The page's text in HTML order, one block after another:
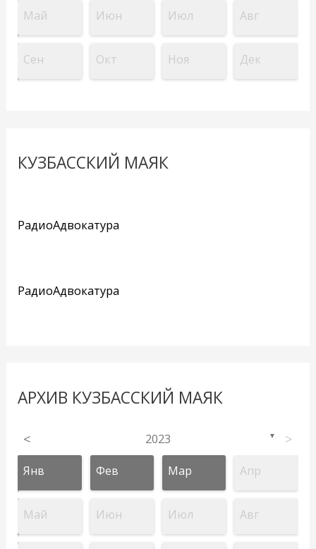
Май Июн Июл Авг
Сен Окт Ноя Дек
КУЗБАССКИЙ МАЯК
РадиоАдвокатура
РадиоАдвокатура
АРХИВ КУЗБАССКИЙ МАЯК
< 2023 ▼ >
Янв Фев Мар Апр
Май Июн Июл Авг